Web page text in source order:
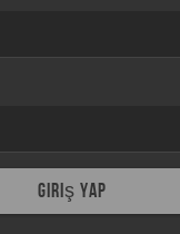
Giriş Yap